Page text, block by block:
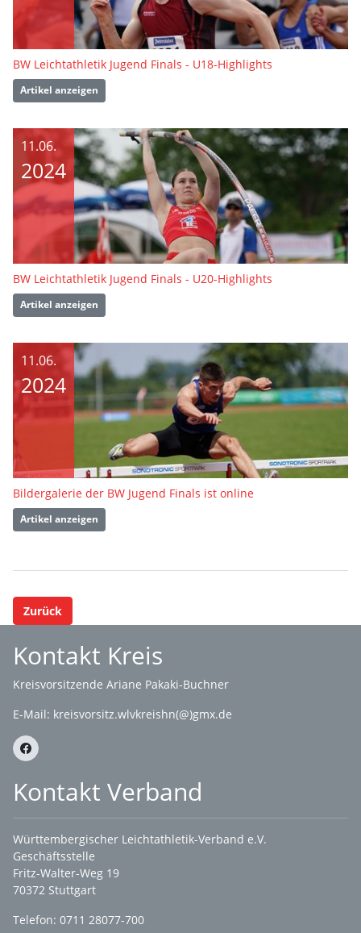
BW Leichtathletik Jugend Finals - U18-Highlights
Artikel anzeigen
11.06.
2024
BW Leichtathletik Jugend Finals - U20-Highlights
Artikel anzeigen
11.06.
2024
Bildergalerie der BW Jugend Finals ist online
Artikel anzeigen
Zurück
Kontakt Kreis
Kreisvorsitzende Ariane Pakaki-Buchner
E-Mail: kreisvorsitz.wlvkreishn(@)gmx.de
Kontakt Verband
Württembergischer Leichtathletik-Verband e.V.
Geschäftsstelle
Fritz-Walter-Weg 19
70372 Stuttgart
Telefon: 0711 28077-700